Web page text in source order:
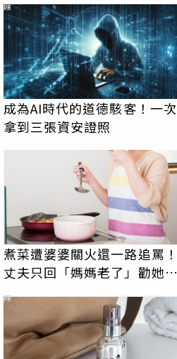
成為AI時代的道德駭客！一次
拿到三張資安證照
PR
煮菜遭婆婆關火還一路追罵！
丈夫只回「媽媽老了」勸她別
計較 人妻超崩潰：我像台傭
PR